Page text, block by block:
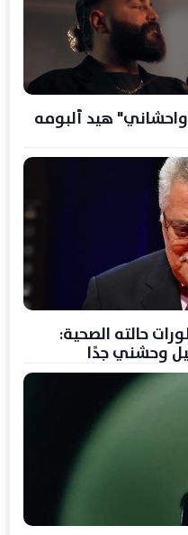
هيد ألبومه
حالته الصحية:
وحشني جدًا